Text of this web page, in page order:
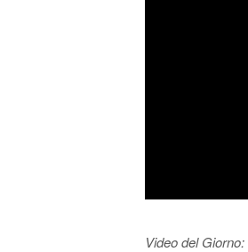
Video del Giorno: